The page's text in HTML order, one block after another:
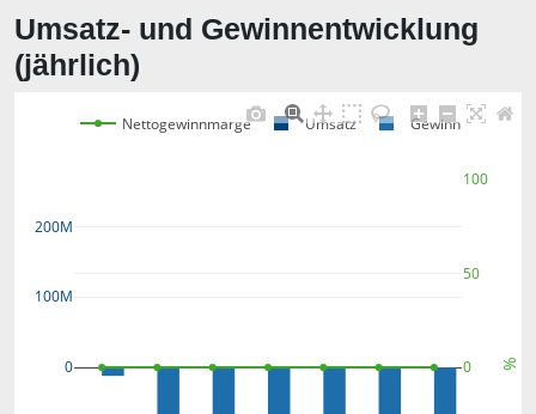
Umsatz- und Gewinnentwicklung
(jährlich)
0
100M
200M
0
50
100
Nettogewinnmarge Umsatz Gewinn
%